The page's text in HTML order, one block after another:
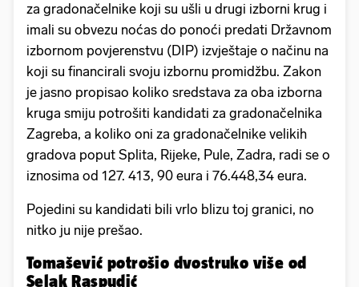
za gradonačelnike koji su ušli u drugi izborni krug i
imali su obvezu noćas do ponoći predati Državnom
izbornom povjerenstvu (DIP) izvještaje o načinu na
koji su financirali svoju izbornu promidžbu. Zakon
je jasno propisao koliko sredstava za oba izborna
kruga smiju potrošiti kandidati za gradonačelnika
Zagreba, a koliko oni za gradonačelnike velikih
gradova poput Splita, Rijeke, Pule, Zadra, radi se o
iznosima od 127. 413, 90 eura i 76.448,34 eura.
Pojedini su kandidati bili vrlo blizu toj granici, no
nitko ju nije prešao.
Tomašević potrošio dvostruko više od
Selak Raspudić